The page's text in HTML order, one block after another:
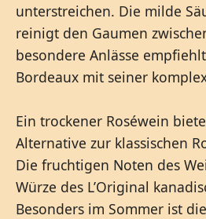
unterstreichen. Die milde
reinigt den Gaumen
besondere Anlässe
Bordeaux mit seiner
Ein trockener Roséwein
Alternative zur klassischen
Die fruchtigen Noten des
Würze des L’Original
Besonders im Sommer ist